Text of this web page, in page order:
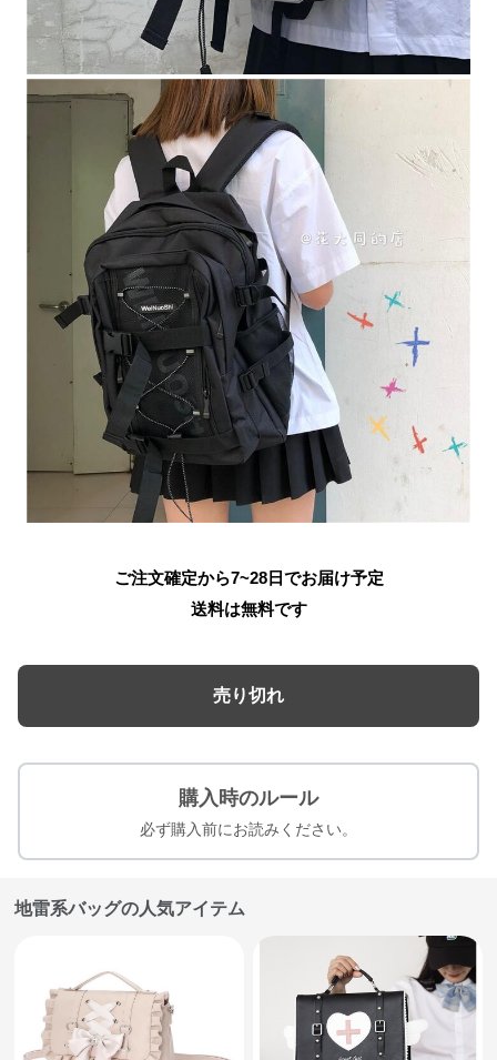
ご注文確定から7~28日でお届け予定
送料は無料です
売り切れ
購入時のルール
必ず購入前にお読みください。
地雷系バッグの人気アイテム